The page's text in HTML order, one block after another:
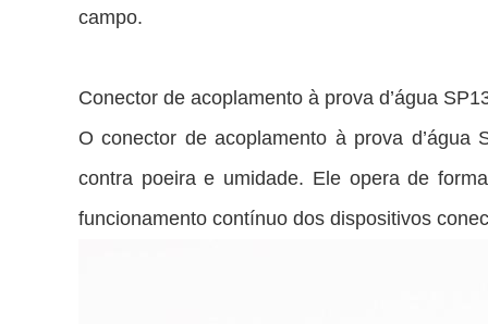
campo.
Conector de acoplamento à prova d’água
O conector de acoplamento à prova
contra poeira e umidade. Ele opera de
funcionamento contínuo dos dispositivos